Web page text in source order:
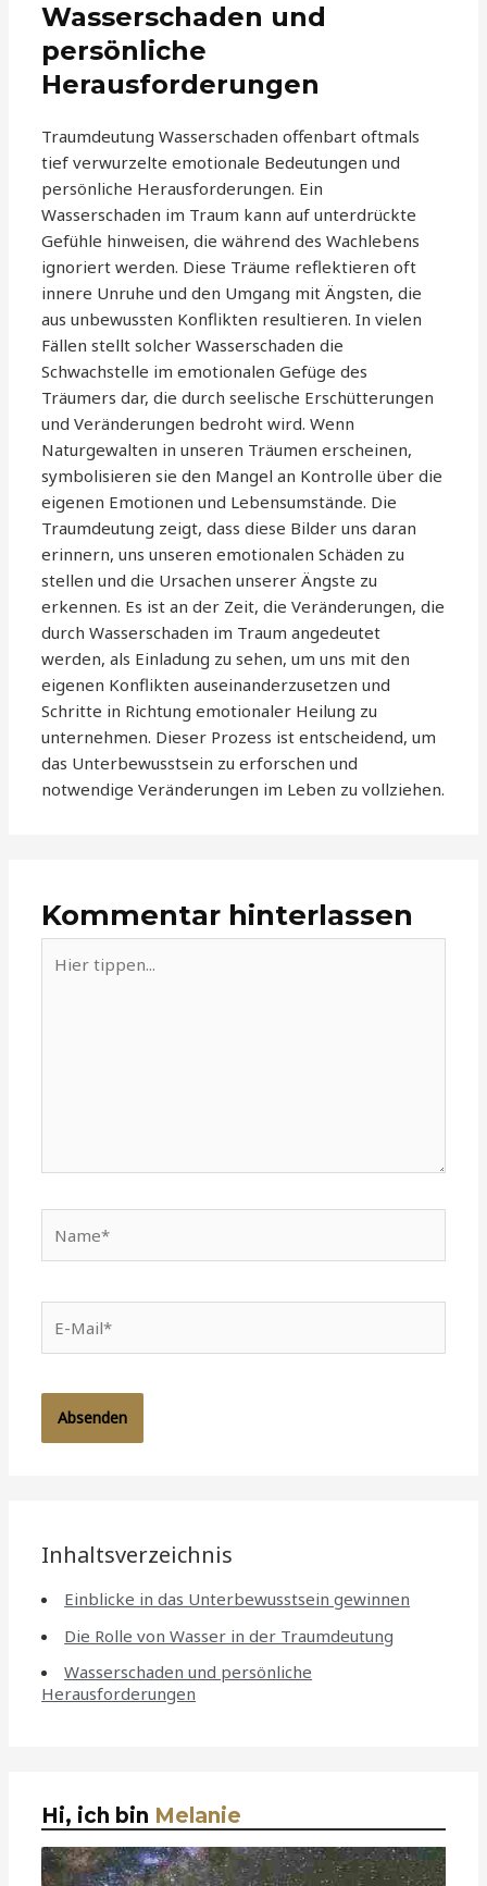
Wasserschaden und
persönliche
Herausforderungen
Traumdeutung Wasserschaden offenbart oftmals
tief verwurzelte emotionale Bedeutungen und
persönliche Herausforderungen. Ein
Wasserschaden im Traum kann auf unterdrückte
Gefühle hinweisen, die während des Wachlebens
ignoriert werden. Diese Träume reflektieren oft
innere Unruhe und den Umgang mit Ängsten, die
aus unbewussten Konflikten resultieren. In vielen
Fällen stellt solcher Wasserschaden die
Schwachstelle im emotionalen Gefüge des
Träumers dar, die durch seelische Erschütterungen
und Veränderungen bedroht wird. Wenn
Naturgewalten in unseren Träumen erscheinen,
symbolisieren sie den Mangel an Kontrolle über die
eigenen Emotionen und Lebensumstände. Die
Traumdeutung zeigt, dass diese Bilder uns daran
erinnern, uns unseren emotionalen Schäden zu
stellen und die Ursachen unserer Ängste zu
erkennen. Es ist an der Zeit, die Veränderungen, die
durch Wasserschaden im Traum angedeutet
werden, als Einladung zu sehen, um uns mit den
eigenen Konflikten auseinanderzusetzen und
Schritte in Richtung emotionaler Heilung zu
unternehmen. Dieser Prozess ist entscheidend, um
das Unterbewusstsein zu erforschen und
notwendige Veränderungen im Leben zu vollziehen.
Kommentar hinterlassen
tippen...
Mail*
Inhaltsverzeichnis
Einblicke in das Unterbewusstsein gewinnen
Die Rolle von Wasser in der Traumdeutung
Wasserschaden und persönliche
Herausforderungen
Hi, ich bin Melanie